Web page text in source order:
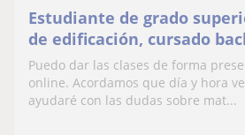
Estudiante de grado
de edificación, cursado
científico-tecnológico.
Puedo dar las clases de forma
online. Acordamos que día y hora
ayudaré con las dudas sobre mat...